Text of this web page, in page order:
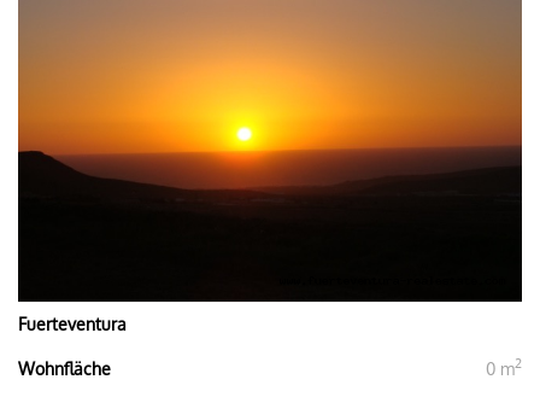
Fuerteventura
Wohnfläche 0 m2